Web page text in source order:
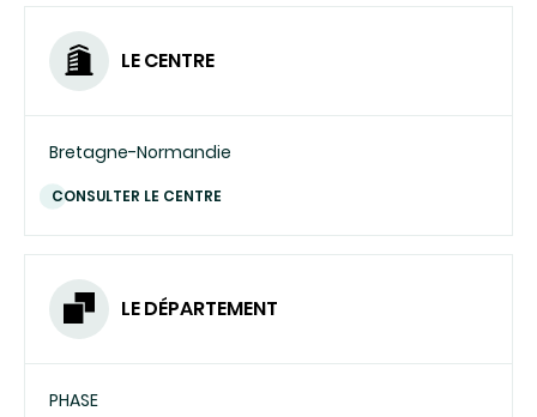
LE CENTRE
Bretagne-Normandie
CONSULTER LE CENTRE
LE DÉPARTEMENT
PHASE